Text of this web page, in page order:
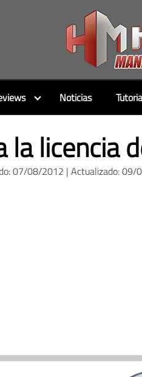
Noticias
la licencia
07/08/2012 | Actualizado: